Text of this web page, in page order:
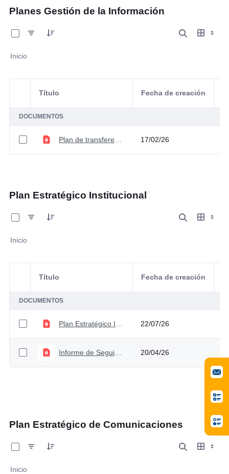
Planes Gestión de la Información
Inicio
Selección del elemento
Título Fecha de creación
DOCUMENTOS
17/02/26
Plan Estratégico Institucional
Inicio
Selección del elemento
Título Fecha de creación
DOCUMENTOS
22/07/26
Informe de Seguimiento Plan Estratégico Institucional 20/04/26
Plan Estratégico de Comunicaciones
Inicio